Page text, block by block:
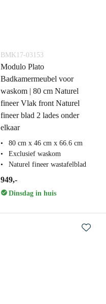
BMK17-03153
Modulo Plato
Badkamermeubel voor
waskom | 80 cm Naturel
fineer Vlak front Naturel
fineer blad 2 lades onder
elkaar
80 cm x 46 cm x 66.6 cm
Exclusief waskom
Naturel fineer wastafelblad
949,-
Dinsdag in huis